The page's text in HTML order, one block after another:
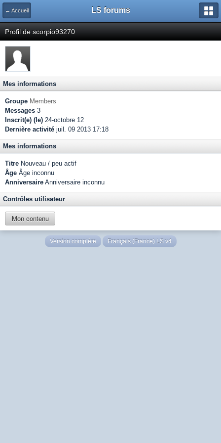
← Accueil LS forums
Profil de scorpio93270
Mes informations
Groupe Members
Messages 3
Inscrit(e) (le) 24-octobre 12
Dernière activité juil. 09 2013 17:18
Mes informations
Titre Nouveau / peu actif
Âge Âge inconnu
Anniversaire Anniversaire inconnu
Contrôles utilisateur
Mon contenu
Version complète Français (France) LS v4